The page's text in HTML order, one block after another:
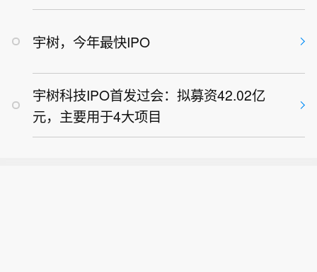
宇树，今年最快IPO
宇树科技IPO首发过会：拟募资42.02亿
元，主要用于4大项目